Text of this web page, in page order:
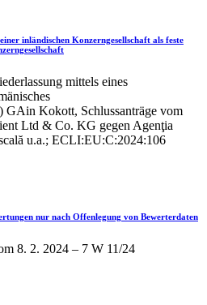
inländischen Konzerngesellschaft als feste
mittels eines
GAin Kokott, Schlussanträge vom
Ltd & Co. KG gegen Agenţia
u.a.; ECLI:EU:C:2024:106
nur nach Offenlegung von Bewerterdaten
8. 2. 2024 – 7 W 11/24